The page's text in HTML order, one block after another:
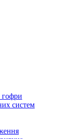
гофри
систем